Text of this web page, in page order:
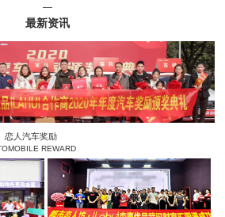
—
最新资讯
恋人汽车奖励
REWARD